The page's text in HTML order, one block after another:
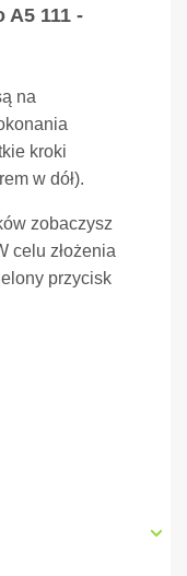
A5 111 -
na
kroki
w dół).
zobaczysz
celu złożenia
przycisk